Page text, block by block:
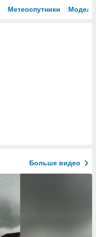
Метеоспутники Модели
Больше видео